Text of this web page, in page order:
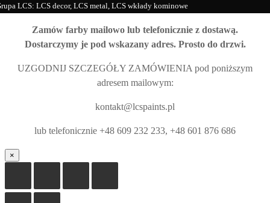
LCS: LCS decor, LCS metal, LCS wkłady kominowe
Zamów farby mailowo lub telefonicznie z dostawą.
Dostarczymy je pod wskazany adres. Prosto do drzwi.
UZGODNIJ SZCZEGÓŁY ZAMÓWIENIA pod poniższym
adresem mailowym:
kontakt@lcspaints.pl
lub telefonicznie +48 609 232 233, +48 601 876 686
×